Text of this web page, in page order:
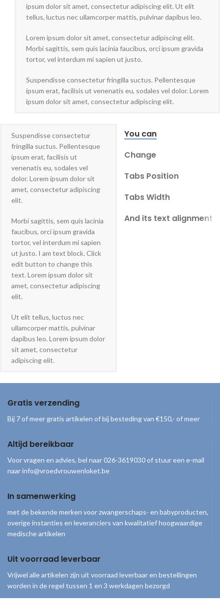
ipsum dolor sit amet, consectetur adipiscing elit. Ut elit
tellus, luctus nec ullamcorper mattis, pulvinar dapibus leo.
Lorem ipsum dolor sit amet, consectetur adipiscing elit.
Morbi sagittis, sem quis lacinia faucibus, orci ipsum gravida
tortor, vel interdum mi sapien ut justo.
Suspendisse consectetur fringilla suctus. Pellentesque
ipsum erat, facilisis ut venenatis eu, sodales vel dolor. Lorem
ipsum dolor sit amet, consectetur adipiscing elit.
Suspendisse consectetur
fringilla suctus. Pellentesque
ipsum erat, facilisis ut
venenatis eu, sodales vel
dolor. Lorem ipsum dolor sit
amet, consectetur adipiscing
elit.
Morbi sagittis, sem quis lacinia
faucibus, orci ipsum gravida
tortor, vel interdum mi sapien
ut justo. I am text block. Click
edit button to change this
text. Lorem ipsum dolor sit
amet, consectetur adipiscing
elit.
Ut elit tellus, luctus nec
ullamcorper mattis, pulvinar
dapibus leo. Lorem ipsum dolor
sit amet, consectetur
adipiscing elit.
You can
Change
Tabs Position
Tabs Width
And its text alignment
Gratis verzending
Bij 7 of meer gratis artikelen of bij besteding van €150,- of meer
Altijd bereikbaar
Voor vragen en advies, bel naar 026-3619030 of stuur een e-mail
naar info@vroedvrouwenloket.be
In samenwerking
met de bekende merken voor zwangerschaps- en babyproducten,
overige instanties en leveranciers van kwalitatief hoogwaardige
medische artikelen
Uit voorraad leverbaar
Vrijwel alle artikelen zijn uit voorraad leverbaar en bestellingen
worden in de regel tussen 1 en 3 werkdagen bezorgd